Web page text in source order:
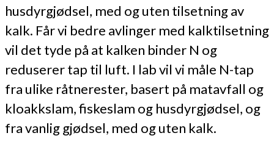
husdyrgjødsel, med og uten tilsetning av
kalk. Får vi bedre avlinger med kalktilsetning
vil det tyde på at kalken binder N og
reduserer tap til luft. I lab vil vi måle N-tap
fra ulike råtnerester, basert på matavfall og
kloakkslam, fiskeslam og husdyrgjødsel, og
fra vanlig gjødsel, med og uten kalk.